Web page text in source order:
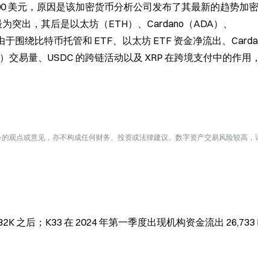
美元，原因是该加密货币分析公司发布了其最新的趋势加
突出，其后是以太坊（ETH）、Cardano（ADA）、
于围绕比特币托管和 ETF、以太坊 ETF 资金净流出、
交易量、USDC 的跨链活动以及 XRP 在跨境支付中的作用
观点或意见，亦不构成任何财务、投资或法律建议。数字资产交易风险较高，
之后；K33 在 2024 年第一季度出现机构资金流出 26,733